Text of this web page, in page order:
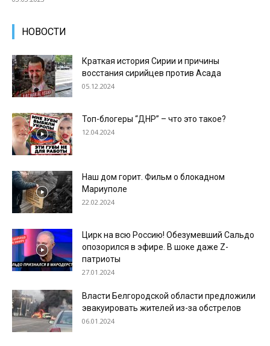
НОВОСТИ
Краткая история Сирии и причины
восстания сирийцев против Асада
05.12.2024
Топ-блогеры “ДНР” – что это такое?
12.04.2024
Наш дом горит. Фильм о блокадном
Мариуполе
22.02.2024
Цирк на всю Россию! Обезумевший Сальдо
опозорился в эфире. В шоке даже Z-
патриоты
27.01.2024
Власти Белгородской области предложили
эвакуировать жителей из-за обстрелов
06.01.2024